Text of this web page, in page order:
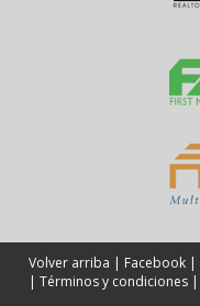
Volver arriba | Facebook |
| Términos y condiciones|